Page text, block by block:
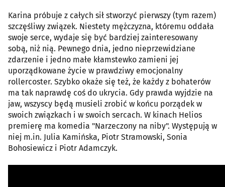
Karina próbuje z całych sił stworzyć pierwszy (tym razem)
szczęśliwy związek. Niestety mężczyzna, któremu oddała
swoje serce, wydaje się być bardziej zainteresowany
sobą, niż nią. Pewnego dnia, jedno nieprzewidziane
zdarzenie i jedno małe kłamstewko zamieni jej
uporządkowane życie w prawdziwy emocjonalny
rollercoster. Szybko okaże się też, że każdy z bohaterów
ma tak naprawdę coś do ukrycia. Gdy prawda wyjdzie na
jaw, wszyscy będą musieli zrobić w końcu porządek w
swoich związkach i w swoich sercach. W kinach Helios
premierę ma komedia "Narzeczony na niby". Występują w
niej m.in. Julia Kamińska, Piotr Stramowski, Sonia
Bohosiewicz i Piotr Adamczyk.